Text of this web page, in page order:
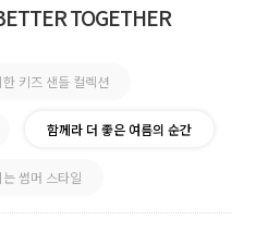
TOGETHER
키즈 샌들 컬렉션
함께라 더 좋은 여름의 순간
썸머 스타일